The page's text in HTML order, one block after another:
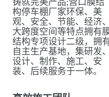
铸就完美产品;营口膜结
构停车棚厂家环保、美
观、安全、节能、经济
大跨度空间等特点拥有
结构专项设计二级，拥
自主生产基地，集研发
设计、制作、施工、安
装、后续服务于一体。